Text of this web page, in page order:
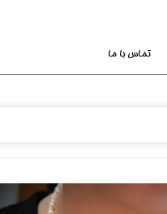
تماس با ما